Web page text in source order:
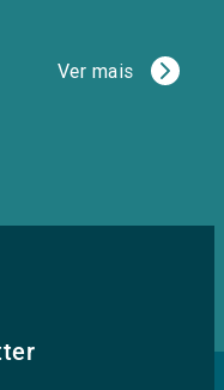
Ver mais